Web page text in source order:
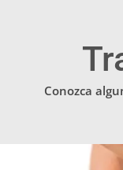
Conozca